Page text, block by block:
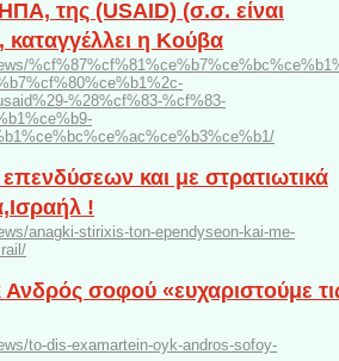
της (USAID) (σ.σ. είναι
η Κούβα
%28%cf%83-%cf%83-
και με στρατιωτικά
!
anagki-stirixis-ton-ependyseon-kai-me-
Ανδρός σοφού «ευχαριστούμε
to-dis-examartein-oyk-andros-sofoy-